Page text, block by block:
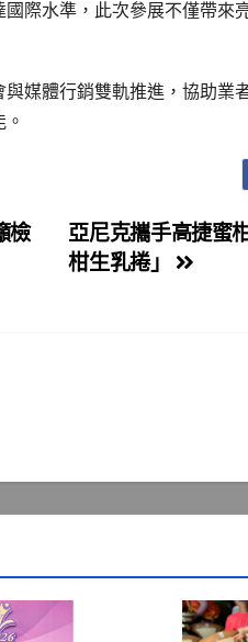
際水準，此次參展不僅帶來
媒體行銷雙軌推進，協助業
亞尼克攜手高捷蜜
柑生乳捲」
檢